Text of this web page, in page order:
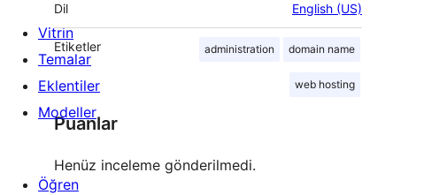
Dil English (US)
Etiketler administration domain name
web hosting
Puanlar
Henüz inceleme gönderilmedi.
Vitrin
Temalar
Eklentiler
Modeller
Öğren